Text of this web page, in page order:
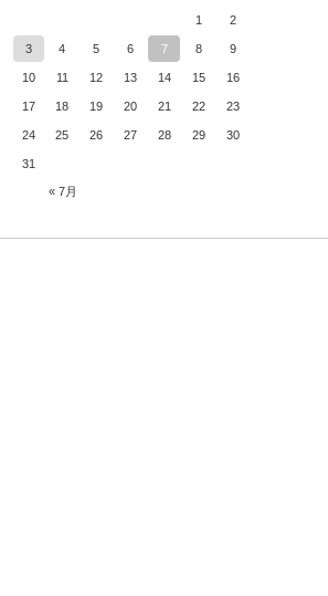
« 7月
1 2
3 4 5 6 7 8 9
10 11 12 13 14 15 16
17 18 19 20 21 22 23
24 25 26 27 28 29 30
31